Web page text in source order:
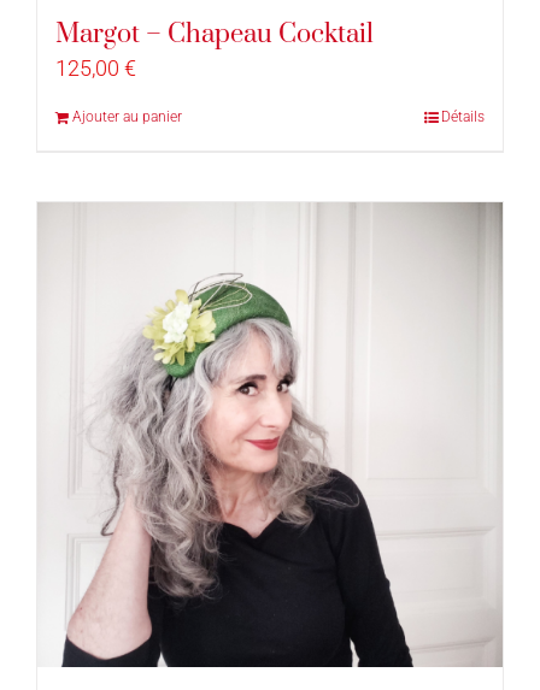
Margot – Chapeau Cocktail
125,00 €
Ajouter au panier Détails